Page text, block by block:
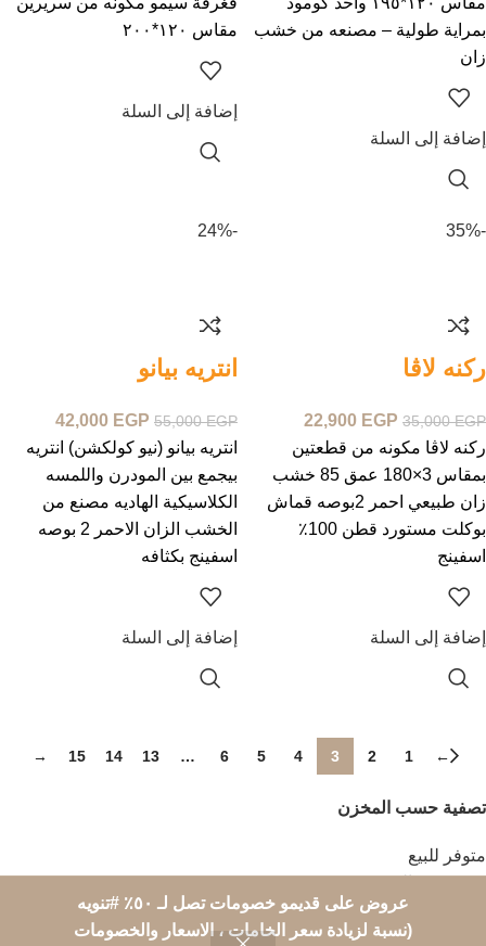
عروض على قديمو خصومات تصل لـ ٥٠٪؜ #تنويه
(نسبة لزيادة سعر الخامات ، الاسعار والخصومات
تصفية حسب المخزن
متوفر للبيع
بمراية طولية – مصنعه من خشب
زان
إضافة إلى السلة
مقاس ١٢٠*٢٠٠
إضافة إلى السلة
-35%
ركنه لاڤا
35,000EGP
22,900 EGP
ركنه لاڤا مكونه من قطعتين
بمقاس 3×180 عمق 85 خشب
زان طبيعي احمر 2بوصه قماش
بوكلت مستورد قطن 100٪
اسفينج
إضافة إلى السلة
-24%
انتريه بيانو
55,000EGP
42,000 EGP
انتريه بيانو (نيو كولكشن) انتريه
بيجمع بين المودرن واللمسه
الكلاسيكية الهاديه مصنع من
الخشب الزان الاحمر 2 بوصه
اسفينج بكثافه
إضافة إلى السلة
←
1
2
3
4
5
6
…
13
14
15
→
All rights goes to Areej Furniture 2015 CREATED BYMyTechnology
Setup